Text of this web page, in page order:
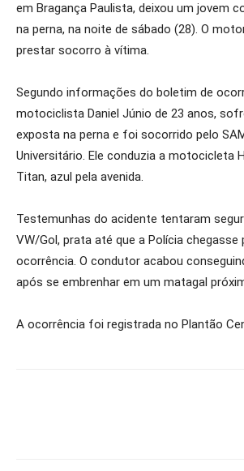
em Bragança Paulista, deixou um jovem
na perna, na noite de sábado (28). O
prestar socorro à vítima.
Segundo informações do boletim de
motociclista Daniel Júnio de 23 anos,
exposta na perna e foi socorrido pelo
Universitário. Ele conduzia a motocicleta
Titan, azul pela avenida.
Testemunhas do acidente tentaram
VW/Gol, prata até que a Polícia chegasse
ocorrência. O condutor acabou
após se embrenhar em um matagal
A ocorrência foi registrada no Plantão